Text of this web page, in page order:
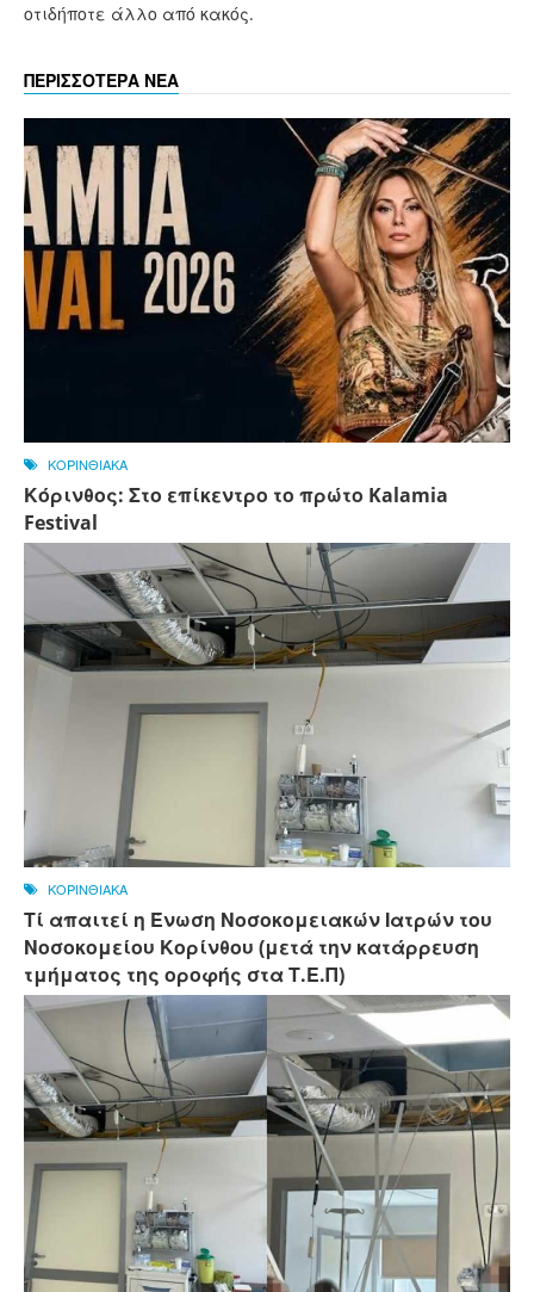
οτιδήποτε άλλο από κακός.
ΠΕΡΙΣΣΟΤΕΡΑ ΝΕΑ
ΚΟΡΙΝΘΙΑΚΑ
Κόρινθος: Στο επίκεντρο το πρώτο Kalamia
Festival
ΚΟΡΙΝΘΙΑΚΑ
Τί απαιτεί η Ένωση Νοσοκομειακών Ιατρών του
Νοσοκομείου Κορίνθου (μετά την κατάρρευση
τμήματος της οροφής στα Τ.Ε.Π)